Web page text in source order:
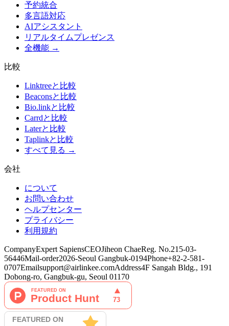
予約統合
多言語対応
AIアシスタント
リアルタイムプレゼンス
全機能 →
比較
Linktreeと比較
Beaconsと比較
Bio.linkと比較
Carrdと比較
Laterと比較
Taplinkと比較
すべて見る →
会社
について
お問い合わせ
ヘルプセンター
プライバシー
利用規約
CompanyExpert SapiensCEOJiheon ChaeReg. No.215-03-
56446Mail-order2026-Seoul Gangbuk-0194Phone+82-2-581-
0707Emailsupport@airlinkee.comAddress4F Sangah Bldg., 191
Dobong-ro, Gangbuk-gu, Seoul 01170